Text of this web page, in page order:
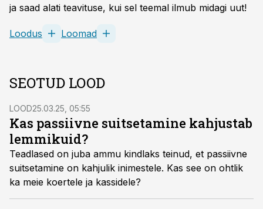
ja saad alati teavituse, kui sel teemal ilmub midagi uut!
Loodus Loomad
SEOTUD LOOD
LOOD25.03.25, 05:55
Kas passiivne suitsetamine kahjustab
lemmikuid?
Teadlased on juba ammu kindlaks teinud, et passiivne
suitsetamine on kahjulik inimestele. Kas see on ohtlik
ka meie koertele ja kassidele?